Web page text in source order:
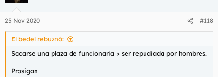
25 Nov 2020 #118
El bedel rebuznó:
Sacarse una plaza de funcionaria > ser repudiada por hombres.
Prosigan